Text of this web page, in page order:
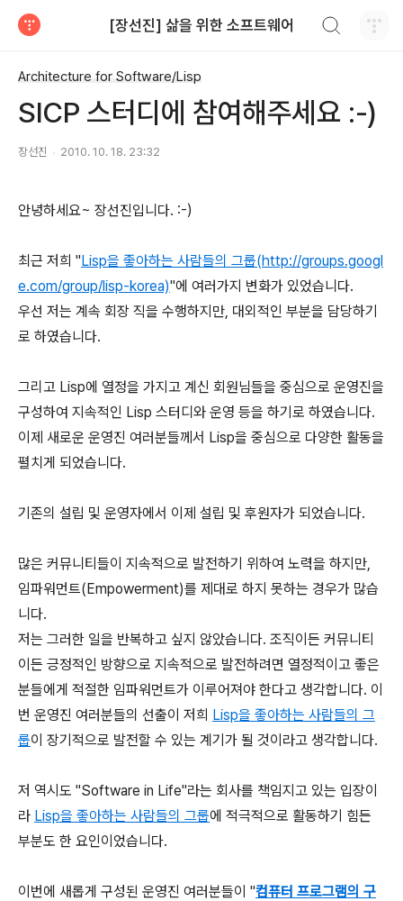
[장선진] 삶을 위한 소프트웨어
Architecture for Software/Lisp
SICP 스터디에 참여해주세요 :-)
장선진 2010. 10. 18. 23:32
안녕하세요~ 장선진입니다. :-)
최근 저희 "Lisp을 좋아하는 사람들의 그룹(http://groups.googl
e.com/group/lisp-korea)"에 여러가지 변화가 있었습니다.
우선 저는 계속 회장 직을 수행하지만, 대외적인 부분을 담당하기
로 하였습니다.
그리고 Lisp에 열정을 가지고 계신 회원님들을 중심으로 운영진을
구성하여 지속적인 Lisp 스터디와 운영 등을 하기로 하였습니다.
이제 새로운 운영진 여러분들께서 Lisp을 중심으로 다양한 활동을
펼치게 되었습니다.
기존의 설립 및 운영자에서 이제 설립 및 후원자가 되었습니다.
많은 커뮤니티들이 지속적으로 발전하기 위하여 노력을 하지만,
임파워먼트(Empowerment)를 제대로 하지 못하는 경우가 많습
니다.
저는 그러한 일을 반복하고 싶지 않았습니다. 조직이든 커뮤니티
이든 긍정적인 방향으로 지속적으로 발전하려면 열정적이고 좋은
분들에게 적절한 임파워먼트가 이루어져야 한다고 생각합니다. 이
번 운영진 여러분들의 선출이 저희 Lisp을 좋아하는 사람들의 그
룹이 장기적으로 발전할 수 있는 계기가 될 것이라고 생각합니다.
저 역시도 "Software in Life"라는 회사를 책임지고 있는 입장이
라 Lisp을 좋아하는 사람들의 그룹에 적극적으로 활동하기 힘든
부분도 한 요인이었습니다.
이번에 새롭게 구성된 운영진 여러분들이 "컴퓨터 프로그램의 구